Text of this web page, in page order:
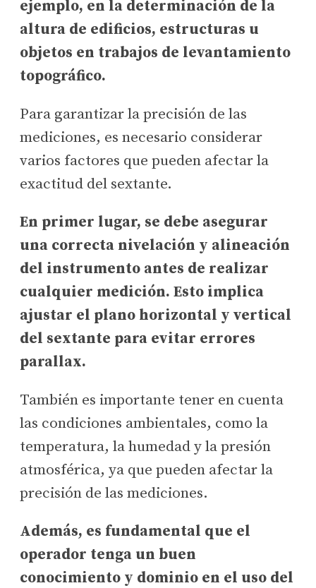
ejemplo, en la determinación de la
altura de edificios, estructuras u
objetos en trabajos de levantamiento
topográfico.
Para garantizar la precisión de las
mediciones, es necesario considerar
varios factores que pueden afectar la
exactitud del sextante.
En primer lugar, se debe asegurar
una correcta nivelación y alineación
del instrumento antes de realizar
cualquier medición. Esto implica
ajustar el plano horizontal y vertical
del sextante para evitar errores
parallax.
También es importante tener en cuenta
las condiciones ambientales, como la
temperatura, la humedad y la presión
atmosférica, ya que pueden afectar la
precisión de las mediciones.
Además, es fundamental que el
operador tenga un buen
conocimiento y dominio en el uso del